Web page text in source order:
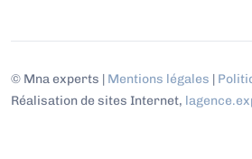
© Mna experts | Mentions légales |
Réalisation de sites Internet,